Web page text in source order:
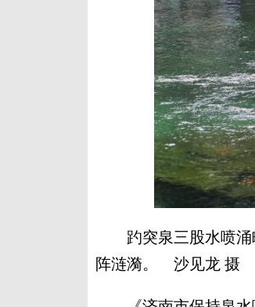
趵突泉三股水喷涌
阵涟漪。 沙见龙 摄